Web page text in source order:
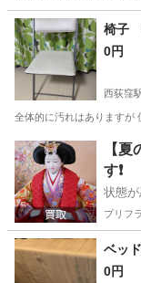
東京 大田区 梅屋
椅子
0円
西荻窪
全体的に汚れはありますが
東京 杉並区 西荻
【
す❗️
状態
プリフラ
ベッ
0円